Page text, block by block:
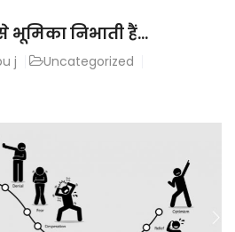
निभाती हैं…
j
Uncategorized